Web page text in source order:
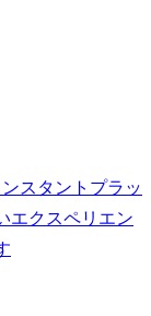
スタントプラッ
エクスペリエン